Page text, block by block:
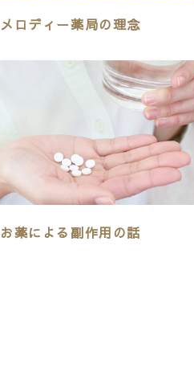
メロディー薬局の理念
お薬による副作用の話